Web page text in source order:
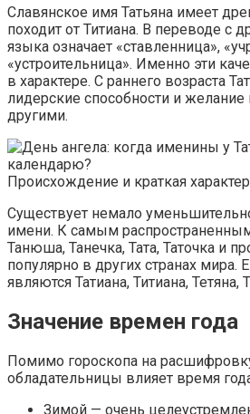
Славянское имя Татьяна имеет
походит от Титиана. В переводе с
языка означает «ставленница»,
«устроительница». Именно эти
в характере. С раннего возраста
лидерские способности и
другими.
Происхождение и краткая
Существует немало
имени. К самым
Танюша, Танечка, Тата, Таточка и
популярно в других странах мира.
являются Татиана, Титиана, Тетяна,
Значение времен года
Помимо гороскопа на
обладательницы влияет время
Зимой — очень